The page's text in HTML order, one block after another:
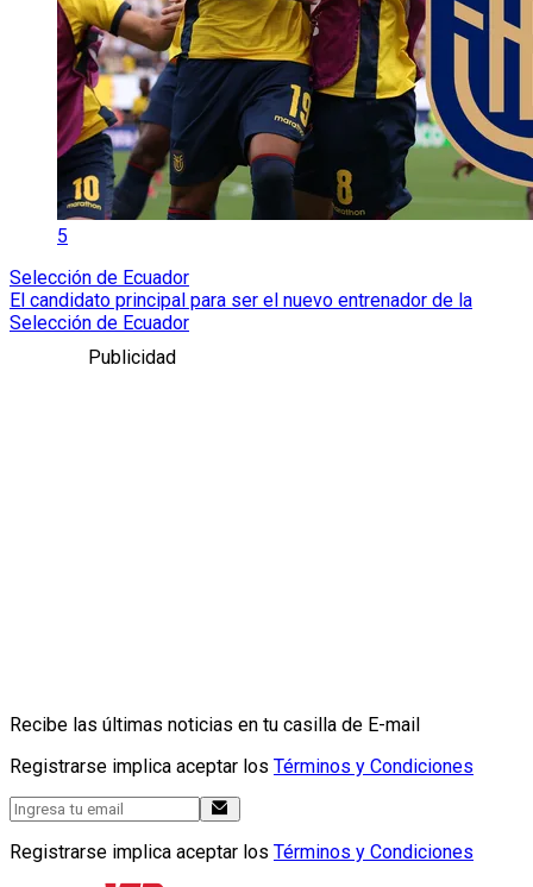
5
Selección de Ecuador
El candidato principal para ser el nuevo entrenador de la
Selección de Ecuador
Publicidad
Recibe las últimas noticias en tu casilla de E-mail
Registrarse implica aceptar los Términos y Condiciones
Registrarse implica aceptar los Términos y Condiciones